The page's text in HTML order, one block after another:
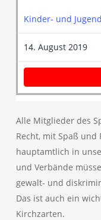
Kinder- und
14. August 2019
Alle Mitglieder des
Recht, mit Spaß
hauptamtlich in
und Verbände
gewalt- und
Das ist auch ein
Kirchzarten.